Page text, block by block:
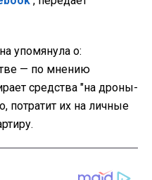
упомянула о:
— по мнению
средства "на дроны-
потратит их на личные